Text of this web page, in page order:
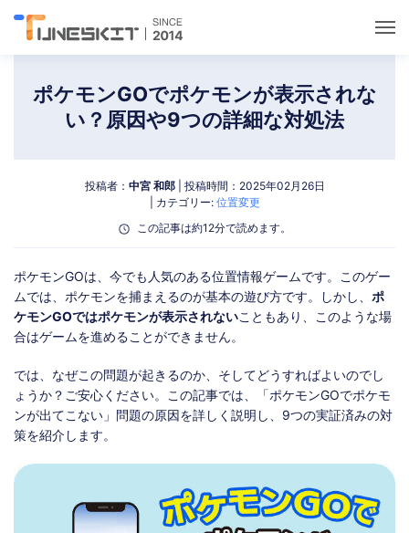
ユーティリティ
ポケモンGOガイド
ストア ダウンロード
ポケモンGOでポケモンが表示されな
い？原因や9つの詳細な対処法
投稿者： 中宮 和郎| 投稿時間：2025年02月26日
| カテゴリー: 位置変更
この記事は約12分で読めます。
ポケモンGOは、今でも人気のある位置情報ゲームです。このゲー
ムでは、ポケモンを捕まえるのが基本の遊び方です。しかし、 ポ
ケモンGOではポケモンが表示されないこともあり、このような場
合はゲームを進めることができません。
では、なぜこの問題が起きるのか、そしてどうすればよいのでし
ょうか？ご安心ください。この記事では、「ポケモンGOでポケモ
ンが出てこない」問題の原因を詳しく説明し、9つの実証済みの対
策を紹介します。